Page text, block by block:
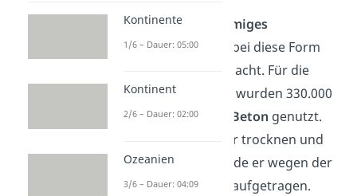
Zuerst wurde ein
y-förmiges
Fundamentgelegt, wobei diese Form
den Turm sehr stabil macht. Für die
ersten 156 Stockwerke wurden 330.000
KubikmeterStahl und Beton genutzt.
Damit der Beton besser trocknen und
aushärten konnte, wurde er wegen der
Hitze vor allem nachts aufgetragen.
Kontinente
1/6 – Dauer: 05:00
Kontinent
2/6 – Dauer: 02:00
Ozeanien
3/6 – Dauer: 04:09